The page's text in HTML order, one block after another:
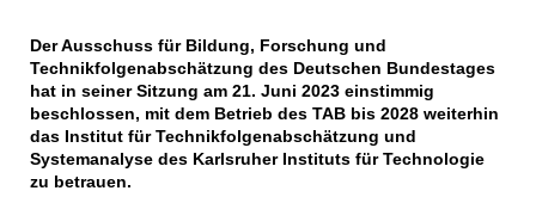
Der Ausschuss für Bildung, Forschung und
Technikfolgenabschätzung des Deutschen Bundestages
hat in seiner Sitzung am 21. Juni 2023 einstimmig
beschlossen, mit dem Betrieb des TAB bis 2028 weiterhin
das Institut für Technikfolgenabschätzung und
Systemanalyse des Karlsruher Instituts für Technologie
zu betrauen.